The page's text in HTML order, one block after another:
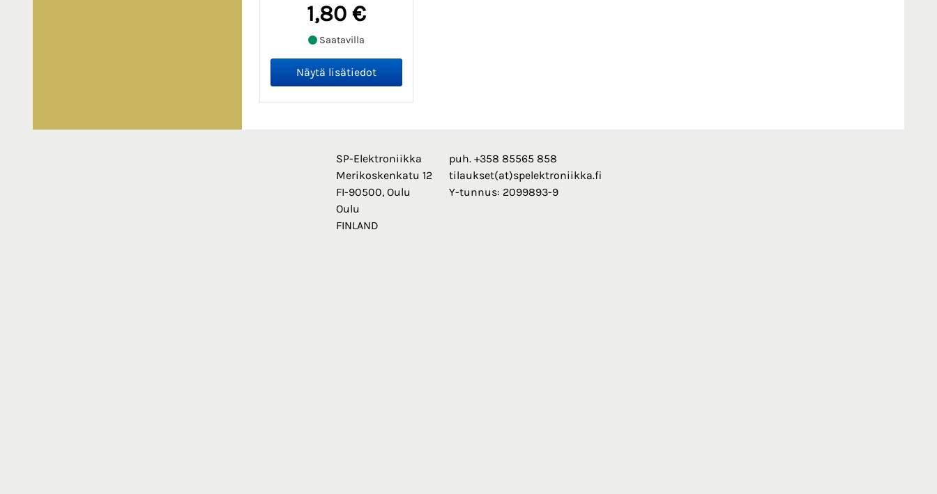
1,80 €
Saatavilla
SP-Elektroniikka
Merikoskenkatu 12
FI-90500, Oulu
Oulu
FINLAND
puh. +358 85565 858
tilaukset(at)spelektroniikka.fi
Y-tunnus: 2099893-9